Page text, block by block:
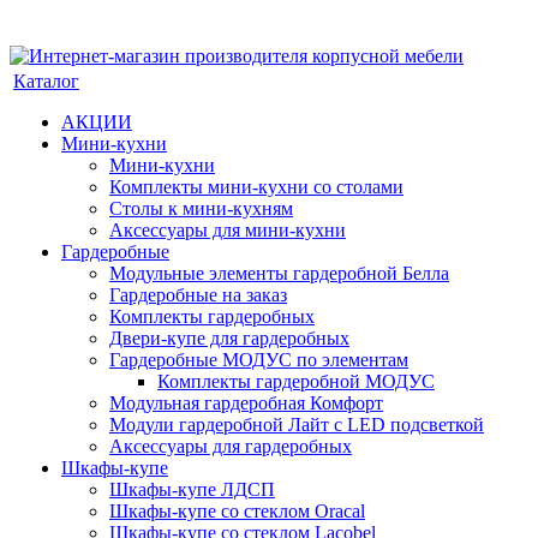
Каталог
АКЦИИ
Мини-кухни
Мини-кухни
Комплекты мини-кухни со столами
Столы к мини-кухням
Аксессуары для мини-кухни
Гардеробные
Модульные элементы гардеробной Белла
Гардеробные на заказ
Комплекты гардеробных
Двери-купе для гардеробных
Гардеробные МОДУС по элементам
Комплекты гардеробной МОДУС
Модульная гардеробная Комфорт
Модули гардеробной Лайт с LED подсветкой
Аксессуары для гардеробных
Шкафы-купе
Шкафы-купе ЛДСП
Шкафы-купе со стеклом Oracal
Шкафы-купе со стеклом Lacobel